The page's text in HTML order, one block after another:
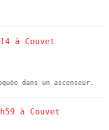
à Couvet
dans un ascenseur.
à Couvet